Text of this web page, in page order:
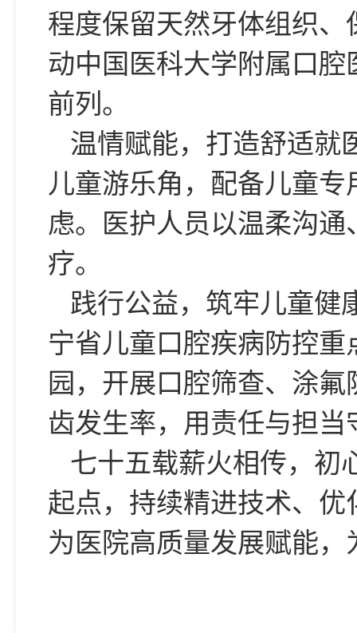
程度保留天然牙体组织
动中国医科大学附属口
前列。
温情赋能，打造舒适就
儿童游乐角，配备儿童
虑。医护人员以温柔沟
疗。
践行公益，筑牢儿童健
宁省儿童口腔疾病防控
园，开展口腔筛查、涂
齿发生率，用责任与担
七十五载薪火相传，初
起点，持续精进技术、
为医院高质量发展赋能